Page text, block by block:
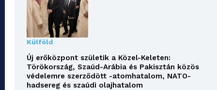
Külföld
Új erőközpont születik a Közel-Keleten:
Törökország, Szaúd-Arábia és Pakisztán közös
védelemre szerződött -atomhatalom, NATO-
hadsereg és szaúdi olajhatalom